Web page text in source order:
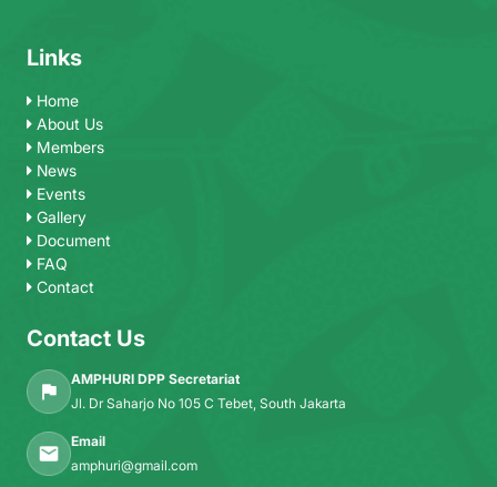
Links
Home
About Us
Members
News
Events
Gallery
Document
FAQ
Contact
Contact Us
AMPHURI DPP Secretariat
Jl. Dr Saharjo No 105 C Tebet, South Jakarta
Email
amphuri@gmail.com